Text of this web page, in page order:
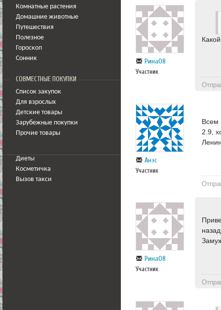
Комнатные растения
Домашние животные
Путешествия
Полезное
Гороскоп
Сонник
СОВМЕСТНЫЕ ПОКУПКИ
Список закупок
Для взрослых
Детские товары
Зарубежные покупки
Прочие товары
Диеты
Косметичка
Вызов такси
Рина08
Участник
Анэс
Участник
Всем
2.9,
Рина08
Участник